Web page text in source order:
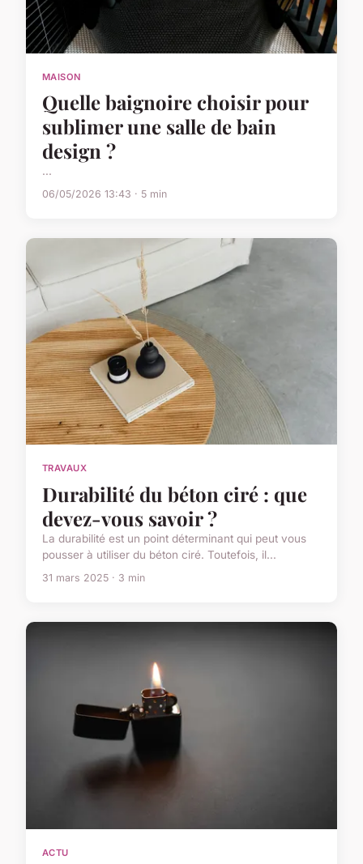
MAISON
Quelle baignoire choisir pour
sublimer une salle de bain
design ?
...
06/05/2026 13:43 · 5 min
TRAVAUX
Durabilité du béton ciré : que
devez-vous savoir ?
La durabilité est un point déterminant qui peut vous
pousser à utiliser du béton ciré. Toutefois, il...
31 mars 2025 · 3 min
ACTU